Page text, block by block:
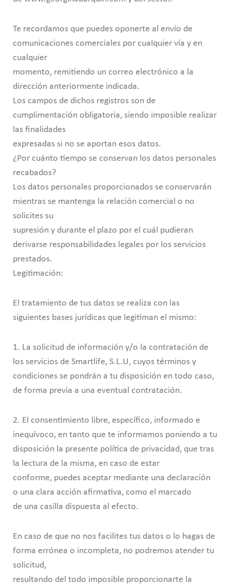
Te recordamos que puedes oponerte al envío de
comunicaciones comerciales por cualquier vía y en
cualquier
momento, remitiendo un correo electrónico a la
dirección anteriormente indicada.
Los campos de dichos registros son de
cumplimentación obligatoria, siendo imposible realizar
las finalidades
expresadas si no se aportan esos datos.
¿Por cuánto tiempo se conservan los datos personales
recabados?
Los datos personales proporcionados se conservarán
mientras se mantenga la relación comercial o no
solicites su
supresión y durante el plazo por el cuál pudieran
derivarse responsabilidades legales por los servicios
prestados.
Legitimación:
El tratamiento de tus datos se realiza con las
siguientes bases jurídicas que legitiman el mismo:
1. La solicitud de información y/o la contratación de
los servicios de Smartlife, S.L.U, cuyos términos y
condiciones se pondrán a tu disposición en todo caso,
de forma previa a una eventual contratación.
2. El consentimiento libre, específico, informado e
inequívoco, en tanto que te informamos poniendo a tu
disposición la presente política de privacidad, que tras
la lectura de la misma, en caso de estar
conforme, puedes aceptar mediante una declaración
o una clara acción afirmativa, como el marcado
de una casilla dispuesta al efecto.
En caso de que no nos facilites tus datos o lo hagas de
forma errónea o incompleta, no podremos atender tu
solicitud,
resultando del todo imposible proporcionarte la